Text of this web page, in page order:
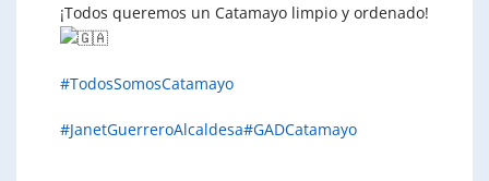
¡Todos queremos un Catamayo limpio y ordenado!
#TodosSomosCatamayo
#JanetGuerreroAlcaldesa#GADCatamayo